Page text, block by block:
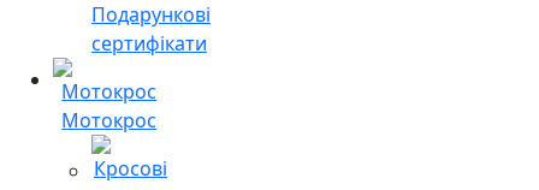
Подарункові
сертифікати
Мотокрос